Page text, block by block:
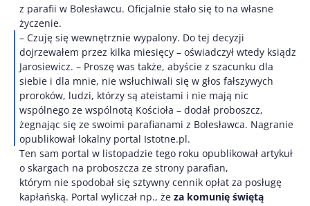
z parafii w Bolesławcu. Oficjalnie stało się to na własne
życzenie.
– Czuję się wewnętrznie wypalony. Do tej decyzji
dojrzewałem przez kilka miesięcy – oświadczył wtedy ksiądz
Jarosiewicz. – Proszę was także, abyście z szacunku dla
siebie i dla mnie, nie wsłuchiwali się w głos fałszywych
proroków, ludzi, którzy są ateistami i nie mają nic
wspólnego ze wspólnotą Kościoła – dodał proboszcz,
żegnając się ze swoimi parafianami z Bolesławca. Nagranie
opublikował lokalny portal Istotne.pl.
Ten sam portal w listopadzie tego roku opublikował artykuł
o skargach na proboszcza ze strony parafian,
którym nie spodobał się sztywny cennik opłat za posługę
kapłańską. Portal wyliczał np., że za komunię świętą